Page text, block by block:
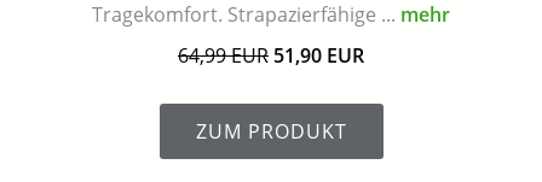
Tragekomfort. Strapazierfähige ... mehr
64,99 EUR 51,90 EUR
ZUM PRODUKT